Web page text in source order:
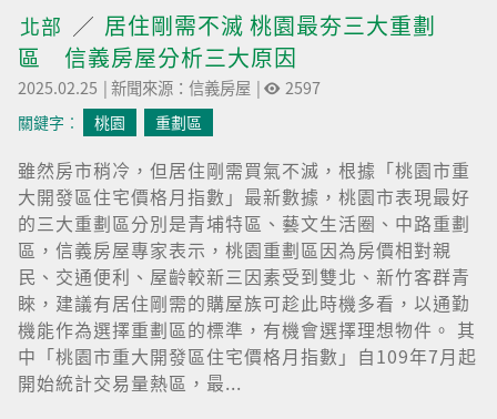
北部
居住剛需不滅 桃園最夯三大重劃
區 信義房屋分析三大原因
2025.02.25 |新聞來源：信義房屋 | 2597
關鍵字︰ 桃園 重劃區
雖然房市稍冷，但居住剛需買氣不滅，根據「桃園市重
大開發區住宅價格月指數」最新數據，桃園市表現最好
的三大重劃區分別是青埔特區、藝文生活圈、中路重劃
區，信義房屋專家表示，桃園重劃區因為房價相對親
民、交通便利、屋齡較新三因素受到雙北、新竹客群青
睞，建議有居住剛需的購屋族可趁此時機多看，以通勤
機能作為選擇重劃區的標準，有機會選擇理想物件。 其
中「桃園市重大開發區住宅價格月指數」自109年7月起
開始統計交易量熱區，最...